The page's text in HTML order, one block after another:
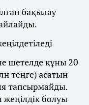
бақылау
шетелде құны 20
теңге) асатын
тапсырмайды.
болуы